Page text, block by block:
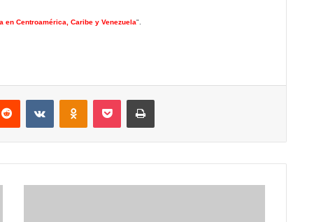
Centroamérica, Caribe y Venezuela".
Reddit VKontakteOdnoklassniki
Pocket Imprimir